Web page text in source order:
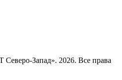
Запад». 2026. Все права